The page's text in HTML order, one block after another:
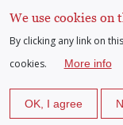
User
account
Se connecter
We use cookies on
By clicking any link on
cookies.
More info
OK, I agree